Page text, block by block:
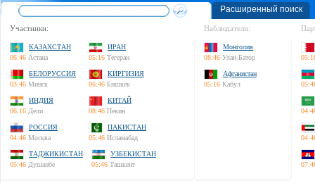
Расширенный поиск
Участники:
КАЗАХСТАН
06:46 Астана
ИРАН
05:16 Тегеран
БЕЛОРУССИЯ
03:46 Минск
КИРГИЗИЯ
06:46 Бишкек
ИНДИЯ
06:16 Дели
КИТАЙ
08:46 Пекин
РОССИЯ
04:46 Москва
ПАКИСТАН
05:46 Исламабад
ТАДЖИКИСТАН
05:46 Душанбе
УЗБЕКИСТАН
05:46 Ташкент
Наблюдатели:
Монголия
08:46 Улан-Батор
Афганистан
05:16 Кабул